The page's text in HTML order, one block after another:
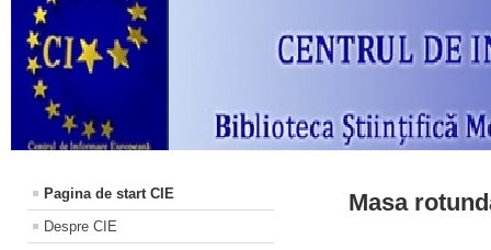
Pagina de start CIE
Despre CIE
Masa